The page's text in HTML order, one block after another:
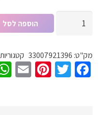
קיץ
לנשים
הוספה לסל
מק"ט: 33007921396
Facebook
Twitter